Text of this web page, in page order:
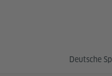
Deutsche